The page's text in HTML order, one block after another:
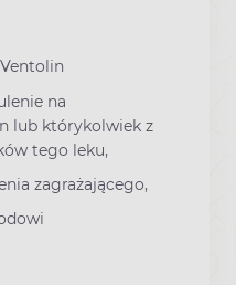
na
lub którykolwiek z
tego leku,
zagrażającego,